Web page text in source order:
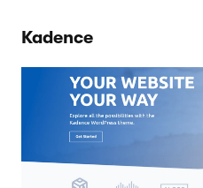
Kadence